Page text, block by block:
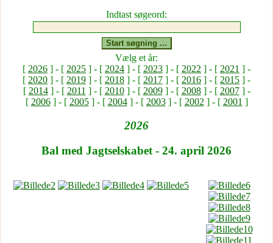
Indtast søgeord:
Start søgning ...
Vælg et år:
[ 2026 ] - [ 2025 ] - [ 2024 ] - [ 2023 ] - [ 2022 ] - [ 2021 ] -
[ 2020 ] - [ 2019 ] - [ 2018 ] - [ 2017 ] - [ 2016 ] - [ 2015 ] -
[ 2014] - [ 2011 ] - [ 2010] - [ 2009] - [ 2008] - [ 2007] -
[ 2006] - [ 2005] - [ 2004] - [ 2003] - [ 2002] - [ 2001 ]
2026
Bal med Jagtselskabet - 24. april 2026